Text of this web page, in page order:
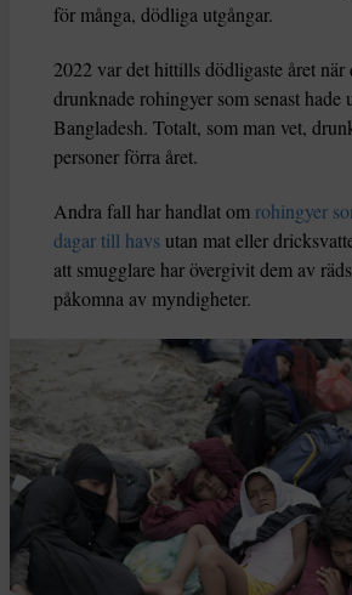
för många, dödliga utgångar.
2022 var det hittills dödligaste året när
drunknade rohingyer som senast hade
Bangladesh. Totalt, som man vet,
personer förra året.
Andra fall har handlat om rohingyer
dagar till havsutan mat eller
att smugglare har övergivit dem av
påkomna av myndigheter.